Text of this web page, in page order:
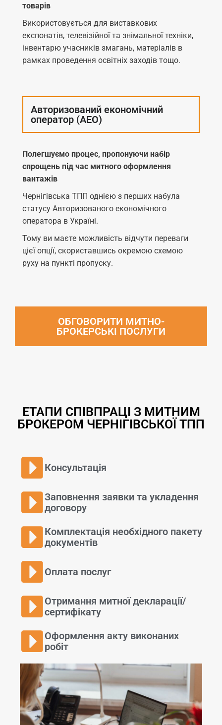
товарів
Використовується для виставкових
експонатів, телевізійної та знімальної техніки,
інвентарю учасників змагань, матеріалів в
рамках проведення освітніх заходів тощо.
Авторизований економічний
оператор (АЕО)
Полегшуємо процес, пропонуючи набір
спрощень під час митного оформлення
вантажів
Чернігівська ТПП однією з перших набула
статусу Авторизованого економічного
оператора в Україні.
Тому ви маєте можливість відчути переваги
цієї опції, скориставшись окремою схемою
руху на пункті пропуску.
ОБГОВОРИТИ МИТНО-
БРОКЕРСЬКІ ПОСЛУГИ
ЕТАПИ СПІВПРАЦІ З МИТНИМ
БРОКЕРОМ ЧЕРНІГІВСЬКОЇ ТПП
Консультація
Заповнення заявки та укладення
договору
Комплектація необхідного пакету
документів
Оплата послуг
Отримання митної декларації/
сертифікату
Оформлення акту виконаних
робіт